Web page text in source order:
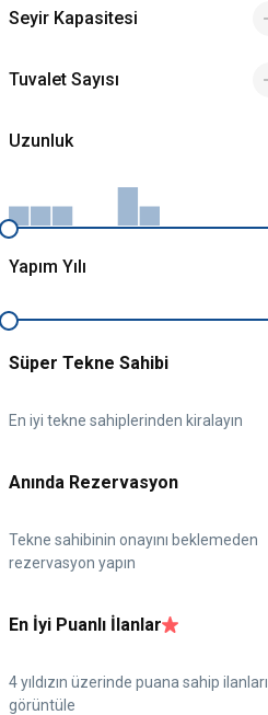
Seyir Kapasitesi
Tuvalet Sayısı
Uzunluk
Yapım Yılı
Süper Tekne Sahibi
En iyi tekne sahiplerinden kiralayın
Anında Rezervasyon
Tekne sahibinin onayını beklemeden
rezervasyon yapın
En İyi Puanlı İlanlar
4 yıldızın üzerinde puana sahip ilanları
görüntüle